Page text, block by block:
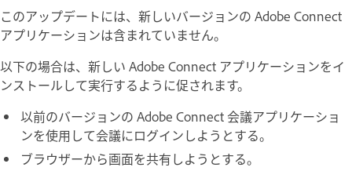
このアップデートには、新しいバージョンの Adobe Connect
アプリケーションは含まれていません。
以下の場合は、新しい Adobe Connect アプリケーションをイ
ンストールして実行するように促されます。
以前のバージョンの Adobe Connect 会議アプリケーショ
ンを使用して会議にログインしようとする。
ブラウザーから画面を共有しようとする。